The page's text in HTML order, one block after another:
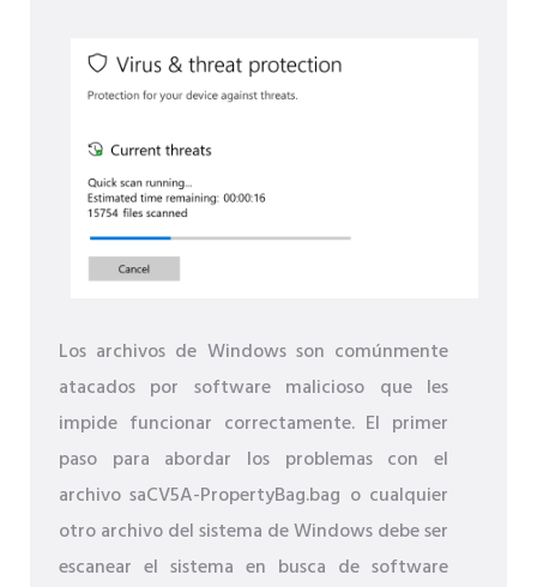
Los archivos de Windows son comúnmente
atacados por software malicioso que les
impide funcionar correctamente. El primer
paso para abordar los problemas con el
archivo saCV5A-PropertyBag.bag o cualquier
otro archivo del sistema de Windows debe ser
escanear el sistema en busca de software